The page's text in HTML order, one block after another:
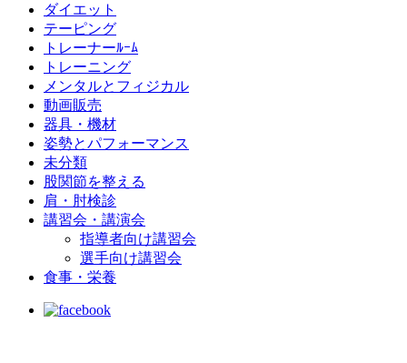
ダイエット
テーピング
トレーナーﾙｰﾑ
トレーニング
メンタルとフィジカル
動画販売
器具・機材
姿勢とパフォーマンス
未分類
股関節を整える
肩・肘検診
講習会・講演会
指導者向け講習会
選手向け講習会
食事・栄養